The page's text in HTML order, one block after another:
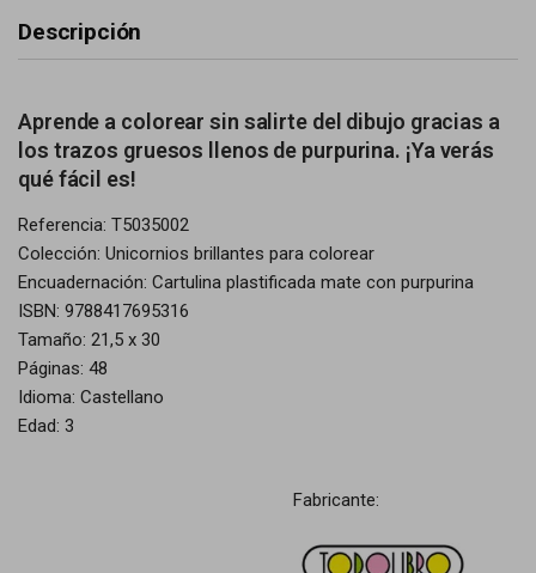
Descripción
Aprende a colorear sin salirte del dibujo gracias a
los trazos gruesos llenos de purpurina. ¡Ya verás
qué fácil es!
Referencia: T5035002
Colección: Unicornios brillantes para colorear
Encuadernación: Cartulina plastificada mate con purpurina
ISBN: 9788417695316
Tamaño: 21,5 x 30
Páginas: 48
Idioma: Castellano
Edad: 3
Fabricante: